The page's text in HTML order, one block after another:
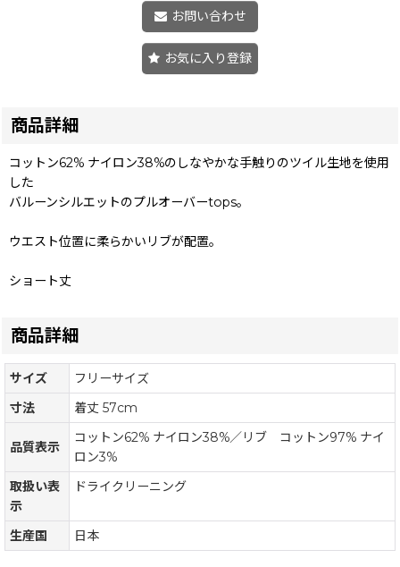
お問い合わせ
お気に入り登録
商品詳細
コットン62% ナイロン38%のしなやかな手触りのツイル生地を使用
した
バルーンシルエットのプルオーバーtops。
ウエスト位置に柔らかいリブが配置。
ショート丈
商品詳細
サイズ
フリーサイズ
寸法
着丈 57cm
品質表示
コットン62% ナイロン38%／リブ コットン97% ナイ
ロン3%
取扱い表
示
ドライクリーニング
生産国 日本